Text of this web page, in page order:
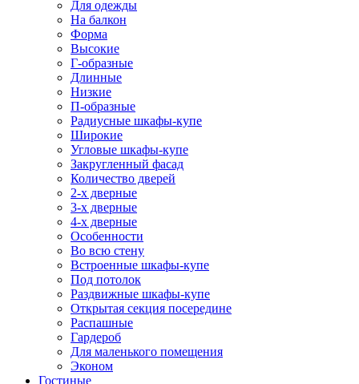
Для одежды
На балкон
Форма
Высокие
Г-образные
Длинные
Низкие
П-образные
Радиусные шкафы-купе
Широкие
Угловые шкафы-купе
Закругленный фасад
Количество дверей
2-х дверные
3-х дверные
4-х дверные
Особенности
Во всю стену
Встроенные шкафы-купе
Под потолок
Раздвижные шкафы-купе
Открытая секция посередине
Распашные
Гардероб
Для маленького помещения
Эконом
Гостиные